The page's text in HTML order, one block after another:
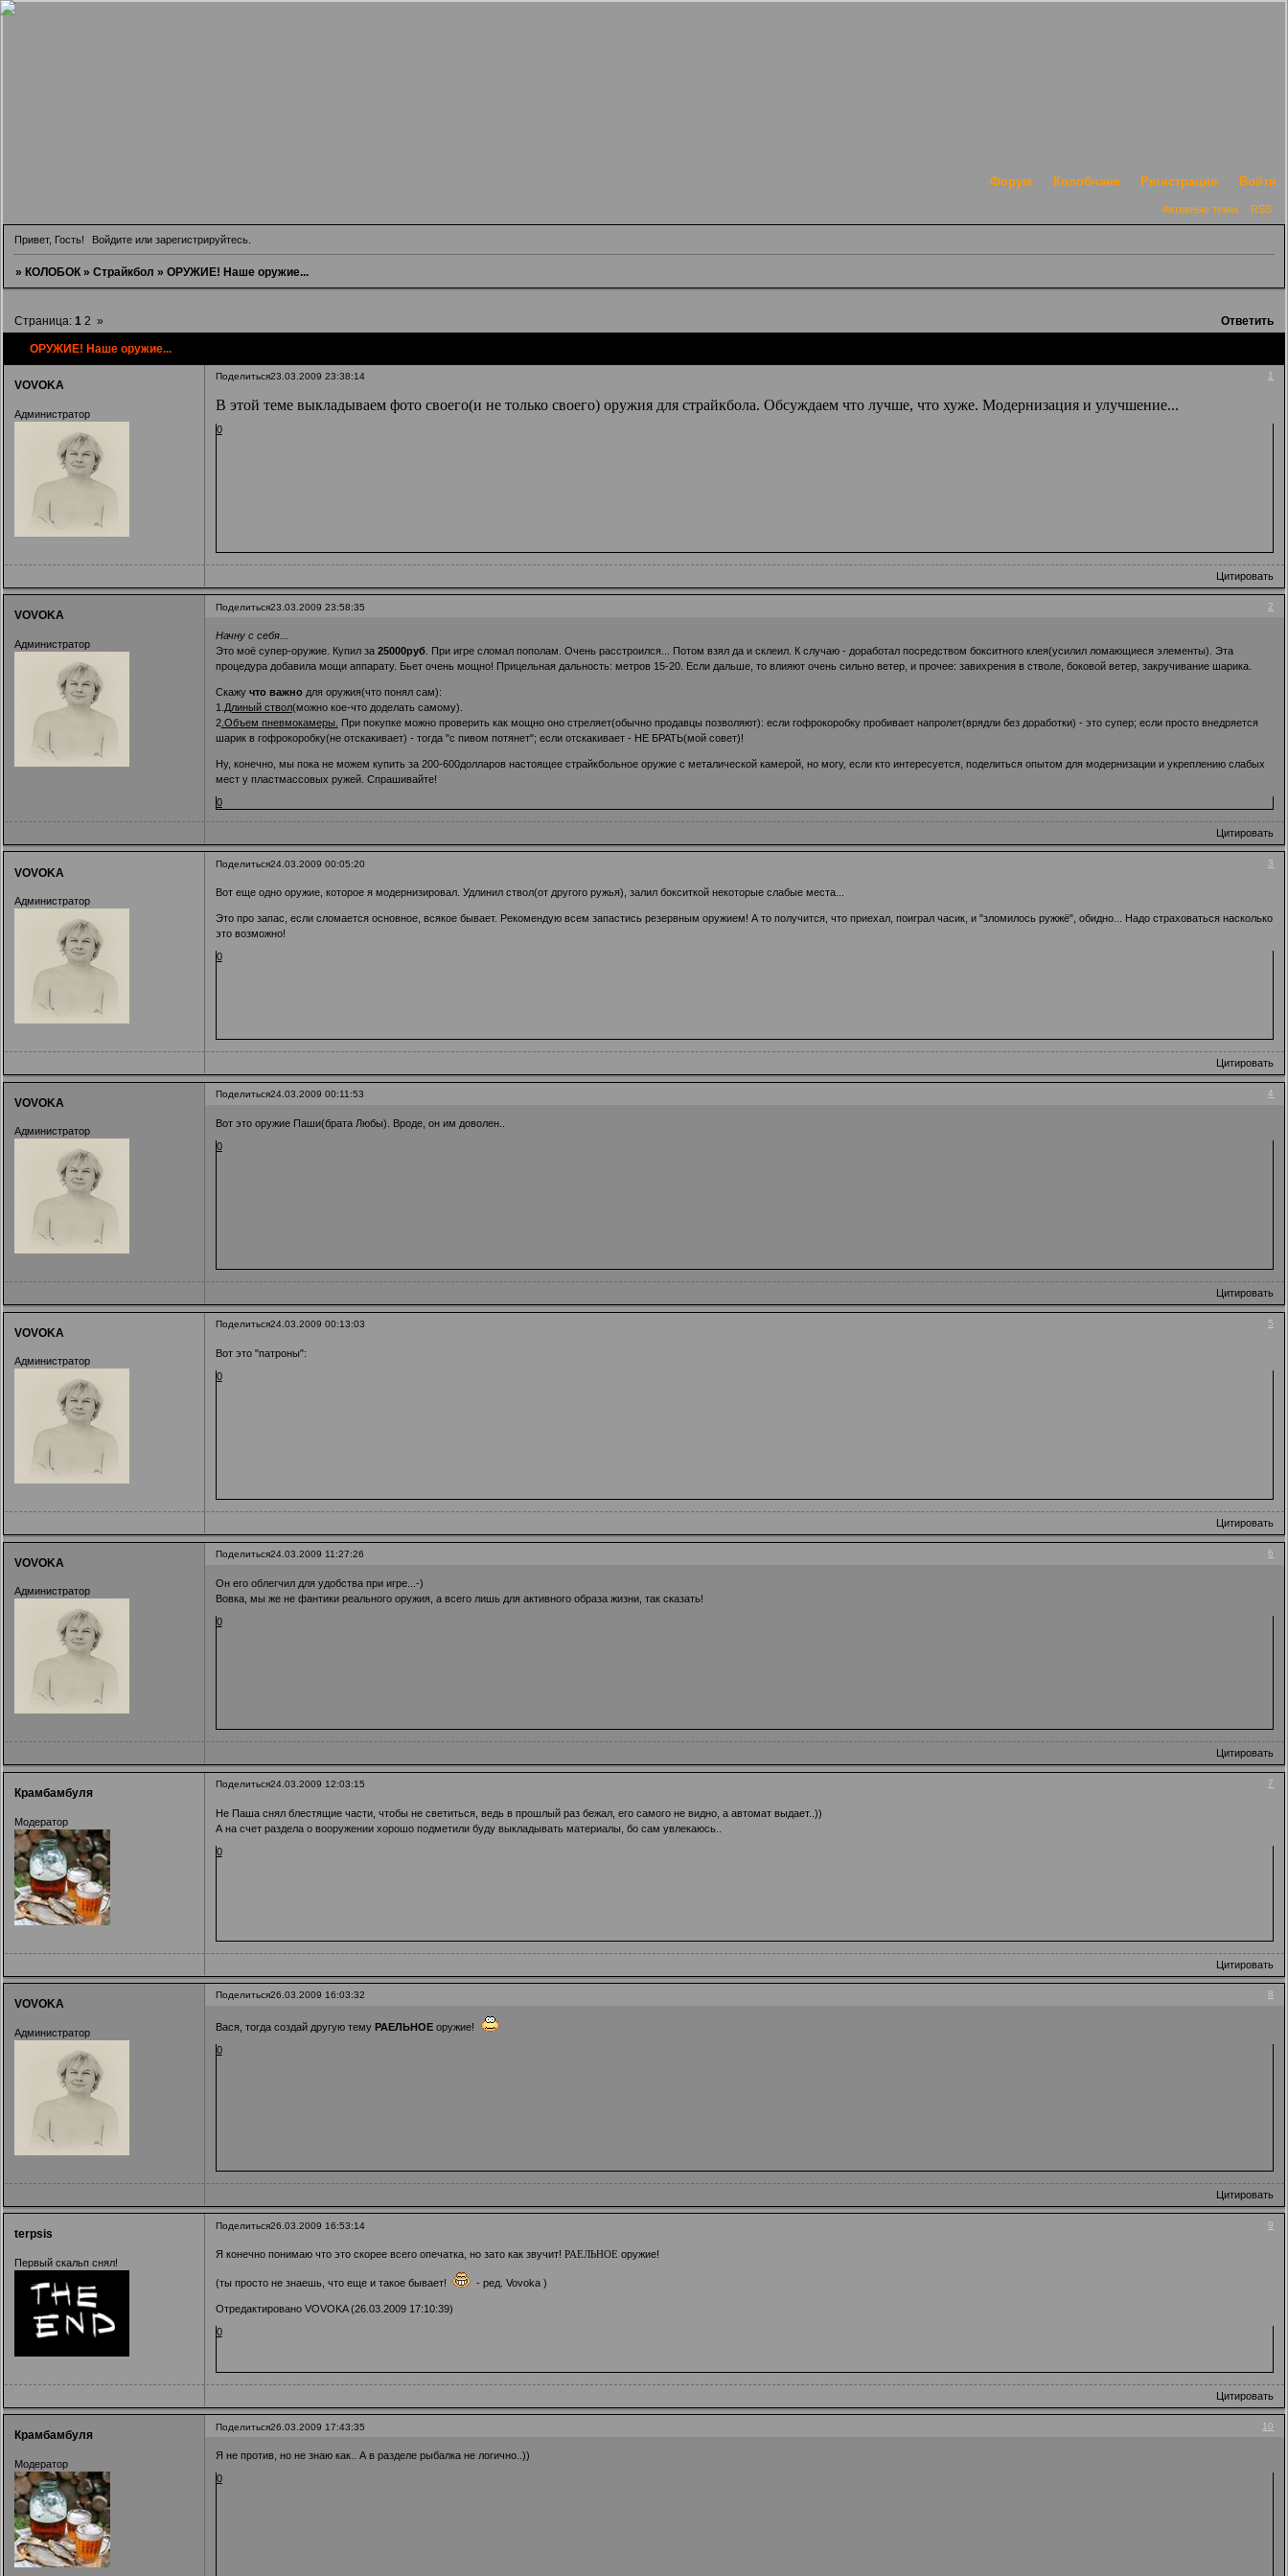
Форум Колобчане Регистрация Войти
Активные темы RSS
Привет, Гость! Войдите илизарегистрируйтесь
» КОЛОБОК » Страйкбол » ОРУЖИЕ! Наше оружие...
ОРУЖИЕ! Наше оружие...
Страница: 1 2 » Ответить
Поделиться 1
23.03.2009 23:38:14
VOVOKA
Администратор
В этой теме выкладываем фото своего(и не только своего) оружия для страйкбола. Обсуждаем что лучше, что хуже. Модернизация и улучшение...
0
Цитировать
Поделиться 2
23.03.2009 23:58:35
VOVOKA
Администратор
Начну с себя...
Это моё супер-оружие. Купил за 25000руб. При игре сломал пополам. Очень расстроился... Потом взял да и склеил. К случаю - доработал посредством бокситного клея(усилил ломающиеся элементы). Эта
процедура добавила мощи аппарату. Бьет очень мощно! Прицельная дальность: метров 15-20. Если дальше, то влияют очень сильно ветер, и прочее: завихрения в стволе, боковой ветер, закручивание шарика.
Скажу что важнодля оружия(что понял сам):
1. Длиный ствол(можно кое-что доделать самому).
2.Объем пневмокамеры.
При покупке можно проверить как мощно оно стреляет(обычно продавцы позволяют): если гофрокоробку пробивает напролет(врядли без доработки) - это супер; если просто внедряется
шарик в гофрокоробку(не отскакивает) - тогда "с пивом потянет"; если отскакивает - НЕ БРАТЬ(мой совет)!
Ну, конечно, мы пока не можем купить за 200-600долларов настоящее страйкбольное оружие с металической камерой, но могу, если кто интересуется, поделиться опытом для модернизации и укреплению слабых
мест у пластмассовых ружей. Спрашивайте!
0
Цитировать
Поделиться 3
24.03.2009 00:05:20
VOVOKA
Администратор
Вот еще одно оружие, которое я модернизировал. Удлинил ствол(от другого ружья), залил бокситкой некоторые слабые места...
Это про запас, если сломается основное, всякое бывает. Рекомендую всем запастись резервным оружием! А то получится, что приехал, поиграл часик, и "зломилось ружжё", обидно... Надо страховаться насколько
это возможно!
0
Цитировать
Поделиться 4
24.03.2009 00:11:53
VOVOKA
Администратор
Вот это оружие Паши(брата Любы). Вроде, он им доволен..
0
Цитировать
Поделиться 5
24.03.2009 00:13:03
VOVOKA
Администратор
Вот это "патроны":
0
Цитировать
Поделиться 6
24.03.2009 11:27:26
VOVOKA
Администратор
Он его облегчил для удобства при игре...-)
Вовка, мы же не фантики реального оружия, а всего лишь для активного образа жизни, так сказать!
0
Цитировать
Поделиться 7
24.03.2009 12:03:15
Крамбамбуля
Модератор
Не Паша снял блестящие части, чтобы не светиться, ведь в прошлый раз бежал, его самого не видно, а автомат выдает..))
А на счет раздела о вооружении хорошо подметили буду выкладывать материалы, бо сам увлекаюсь..
0
Цитировать
Поделиться 8
26.03.2009 16:03:32
VOVOKA
Администратор Вася, тогда создай другую тему РАЕЛЬНОЕоружие!
0
Цитировать
Поделиться 9
26.03.2009 16:53:14
terpsis
Первый скальп снял!
Я конечно понимаю что это скорее всего опечатка, но зато как звучит! РАЕЛЬНОЕ оружие!
(ты просто не знаешь, что еще и такое бывает! - ред. Vovoka )
Отредактировано VOVOKA (26.03.2009 17:10:39)
0
Цитировать
Поделиться 10
26.03.2009 17:43:35
Крамбамбуля
Модератор
Я не против, но не знаю как.. А в разделе рыбалка не логично..))
0